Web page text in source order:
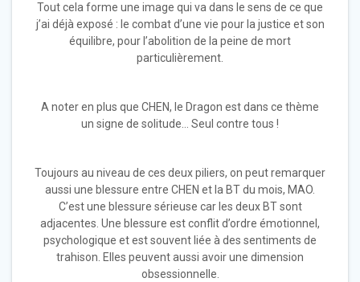
Tout cela forme une image qui va dans le sens de ce que
j’ai déjà exposé : le combat d’une vie pour la justice et son
équilibre, pour l’abolition de la peine de mort
particulièrement.
A noter en plus que CHEN, le Dragon est dans ce thème
un signe de solitude… Seul contre tous !
Toujours au niveau de ces deux piliers, on peut remarquer
aussi une blessure entre CHEN et la BT du mois, MAO.
C’est une blessure sérieuse car les deux BT sont
adjacentes. Une blessure est conflit d’ordre émotionnel,
psychologique et est souvent liée à des sentiments de
trahison. Elles peuvent aussi avoir une dimension
obsessionnelle.